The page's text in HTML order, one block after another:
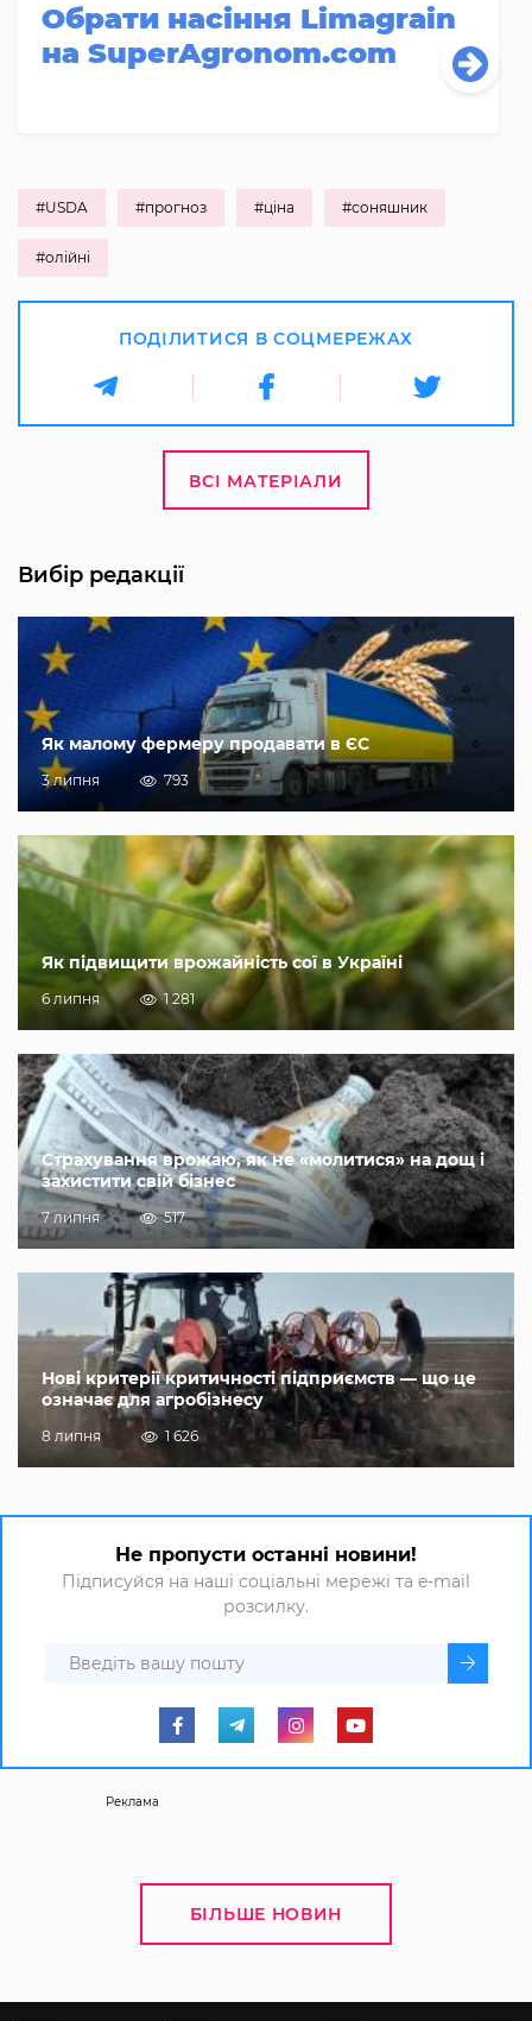
Обрати насіння Limagrain
на SuperAgronom.com
#USDA #прогноз #ціна #соняшник
#олійні
ПОДІЛИТИСЯ В СОЦМЕРЕЖАХ
ВСІ МАТЕРІАЛИ
Вибір редакції
Як малому фермеру продавати в ЄС
3 липня 793
Як підвищити врожайність сої в Україні
6 липня 1 281
Страхування врожаю, як не «молитися» на дощ і
захистити свій бізнес
7 липня 517
Нові критерії критичності підприємств — що це
означає для агробізнесу
8 липня 1 626
Не пропусти останні новини!
Підписуйся на наші соціальні мережі та e-mail
розсилку.
Реклама
БІЛЬШЕ НОВИН